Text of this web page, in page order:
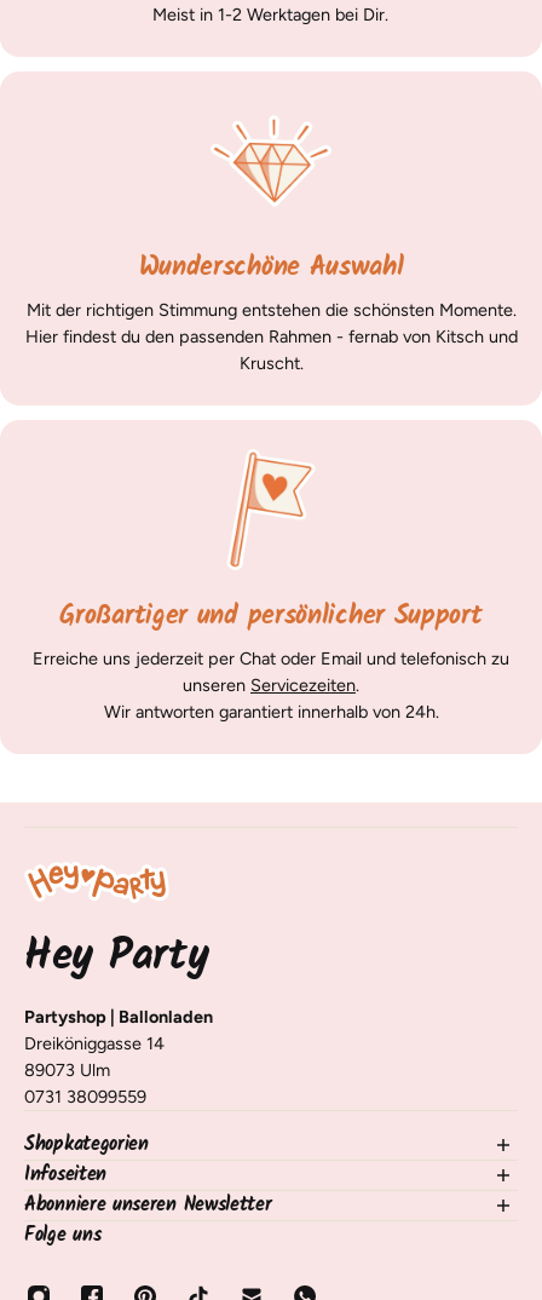
Meist in 1-2 Werktagen bei Dir.
Wunderschöne Auswahl
Mit der richtigen Stimmung entstehen die schönsten Momente.
Hier findest du den passenden Rahmen - fernab von Kitsch und
Kruscht.
Großartiger und persönlicher Support
Erreiche uns jederzeit per Chat oder Email und telefonisch zu
unseren Servicezeiten.
Wir antworten garantiert innerhalb von 24h.
Hey Party
Partyshop | Ballonladen
Dreiköniggasse 14
89073 Ulm
0731 38099559
Shopkategorien
NEU im Shop
Ballons
Deko Tisch & Raum
Nach Anlass
Infoseiten
Kontakt
Versand, Lieferung & Rückgabe
Zahlungsarten
Abonniere unseren Newsletter
Trage dich für unseren Newsletter ein und erhalte Infos zu
Folge uns